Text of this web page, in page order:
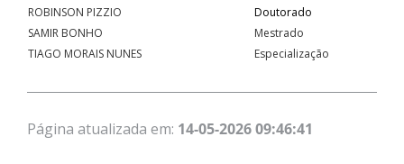
ROBINSON PIZZIO
Doutorado
SAMIR BONHO
Mestrado
TIAGO MORAIS NUNES
Especialização
Página atualizada em: 14-05-2026 09:46:41